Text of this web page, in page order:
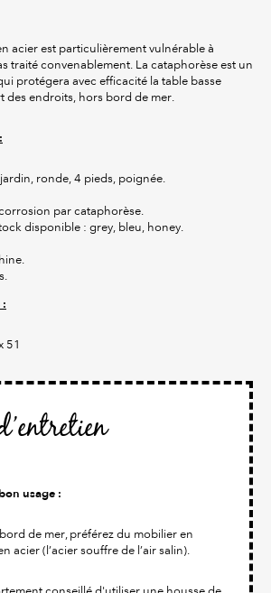
acier est particulièrement vulnérable à
traité convenablement. La cataphorèse est un
protégera avec efficacité la table basse
des endroits, hors bord de mer.
jardin, ronde, 4 pieds, poignée.
par cataphorèse.
disponible : grey, bleu, honey.
51
usage :
de mer, préférez du mobilier en
acier (l’acier souffre de l’air salin).